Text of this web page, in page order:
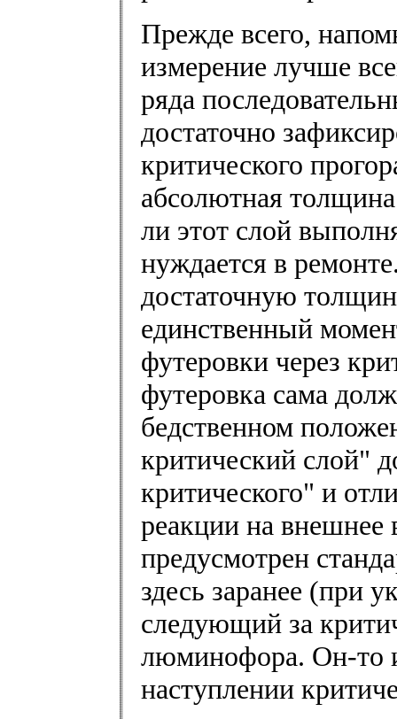
Прежде всего,
измерение лучше
ряда
достаточно
критического
абсолютная
ли этот слой
нуждается в
достаточную
единственный
футеровки через
футеровка сама
бедственном
критический слой"
критического" и
реакции на внешнее
предусмотрен
здесь заранее (при
следующий за
люминофора. Он-то
наступлении